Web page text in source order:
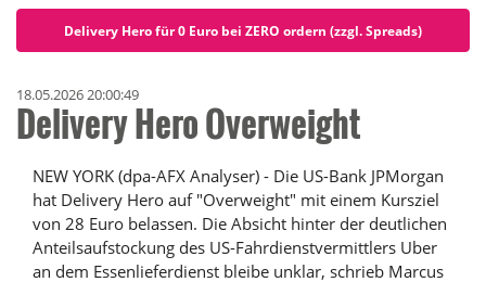
Delivery Hero für 0 Euro bei ZERO ordern (zzgl. Spreads)
18.05.2026 20:00:49
Delivery Hero Overweight
NEW YORK (dpa-AFX Analyser) - Die US-Bank JPMorgan
hat Delivery Hero auf "Overweight" mit einem Kursziel
von 28 Euro belassen. Die Absicht hinter der deutlichen
Anteilsaufstockung des US-Fahrdienstvermittlers Uber
an dem Essenlieferdienst bleibe unklar, schrieb Marcus